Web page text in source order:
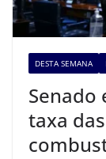
DESTA SEMANA
Senado
taxa